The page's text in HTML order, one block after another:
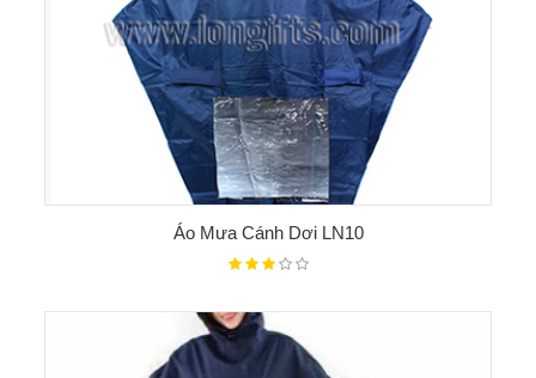
Áo Mưa Cánh Dơi LN10